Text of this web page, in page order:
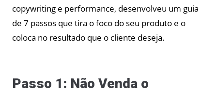
copywriting e performance, desenvolveu um guia
de 7 passos que tira o foco do seu produto e o
coloca no resultado que o cliente deseja.
Passo 1: Não Venda o